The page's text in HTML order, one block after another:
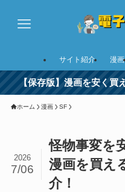
サイト紹介 漫画
【保存版】漫画を安く買
ホーム 漫画 SF
怪物事変を
漫画を買え
介！
2026
7/06